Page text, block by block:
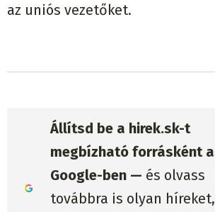
az uniós vezetőket.
Állítsd be a hirek.sk-t
megbízható forrásként a
Google-ben — és olvass
továbbra is olyan híreket,